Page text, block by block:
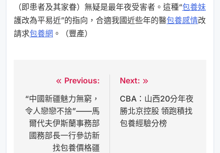
（即患者及其家眷）無疑是最年夜受害者。這種“包養妹
護改為平易近”的指向，合適我國近些年的醫包養感情改
請求包養網 。（豐產）
章
導
覽
Previous:
“中國新疆魅力無窮，
令人戀戀不捨”——馬
爾代夫伊斯蘭事務部
國務部長一行參訪新
找包養價格疆
Next:
CBA：山西20分年夜
勝北京控股 領跑積找
包養經驗分榜